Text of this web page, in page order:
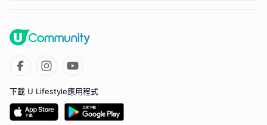
下載 U Lifestyle應用程式